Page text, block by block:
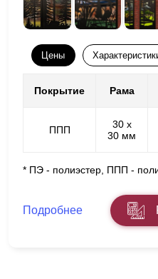
Цены
Покрытие Рама
ППП
30 х
30 мм
* ПЭ - полиэстер, ППП -
Подробнее